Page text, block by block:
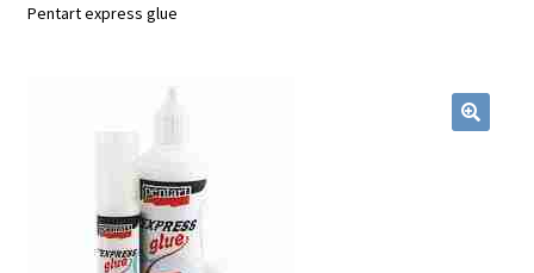
Workshops
Blog / DIY / Tutorials
Pentart express glue